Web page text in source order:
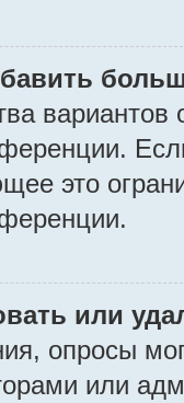
вариантов
это
или
опросы
или